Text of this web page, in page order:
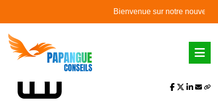
Bienvenue sur notre nouveau site
L'actualité du mois